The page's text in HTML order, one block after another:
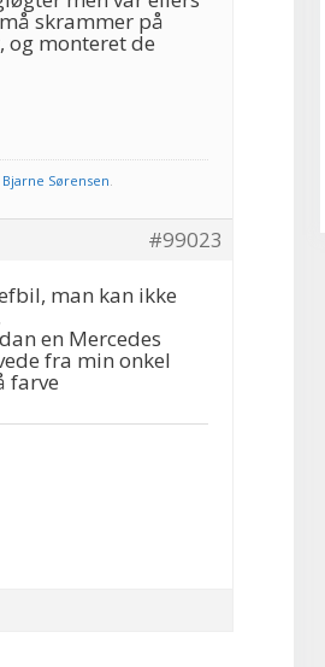
skrammer på
og monteret de
Sørensen
#99023
man kan ikke
en Mercedes
fra min onkel
farve